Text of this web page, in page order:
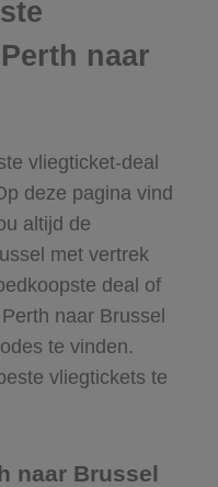
naar
vliegticket-deal
deze pagina vind
altijd de
met vertrek
deal of
naar Brussel
te vinden.
vliegtickets te
naar Brussel